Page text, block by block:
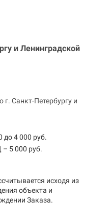
и Ленинградской
г. Санкт-Петербургу и
до 4 000 руб.
5 000 руб.
исходя из
объекта и
Заказа.